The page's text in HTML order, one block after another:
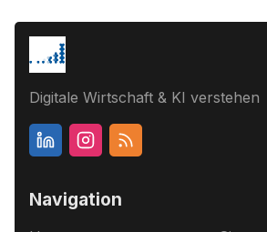
Digitale Wirtschaft & KI verstehen
Navigation